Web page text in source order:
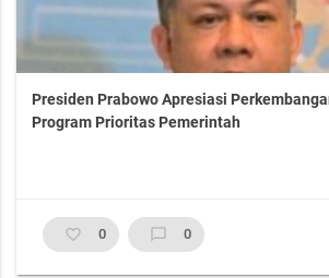
Presiden Prabowo Apresiasi
Program Prioritas Pemerintah
favorite_border 0 chat_bubble_outline 0